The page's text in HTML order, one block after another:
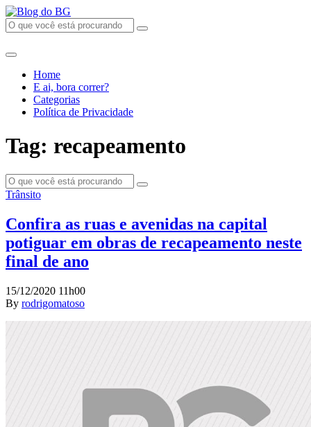
Home
E ai, bora correr?
Categorias
Política de Privacidade
Tag: recapeamento
Trânsito
Confira as ruas e avenidas na capital
potiguar em obras de recapeamento neste
final de ano
15/12/2020 11h00
By rodrigomatoso